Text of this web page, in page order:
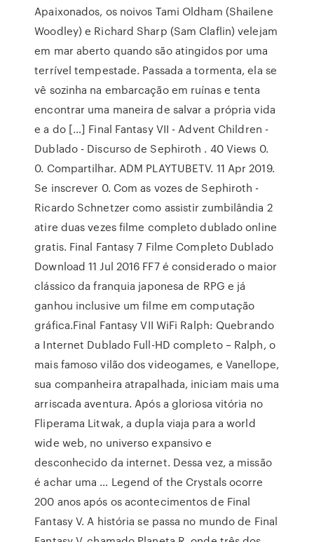
Apaixonados, os noivos Tami Oldham (Shailene
Woodley) e Richard Sharp (Sam Claflin) velejam
em mar aberto quando são atingidos por uma
terrível tempestade. Passada a tormenta, ela se
vê sozinha na embarcação em ruínas e tenta
encontrar uma maneira de salvar a própria vida
e a do […] Final Fantasy VII - Advent Children -
Dublado - Discurso de Sephiroth . 40 Views 0.
0. Compartilhar. ADM PLAYTUBETV. 11 Apr 2019.
Se inscrever 0. Com as vozes de Sephiroth -
Ricardo Schnetzer como assistir zumbilândia 2
atire duas vezes filme completo dublado online
gratis. Final Fantasy 7 Filme Completo Dublado
Download 11 Jul 2016 FF7 é considerado o maior
clássico da franquia japonesa de RPG e já
ganhou inclusive um filme em computação
gráfica.Final Fantasy VII WiFi Ralph: Quebrando
a Internet Dublado Full-HD completo – Ralph, o
mais famoso vilão dos videogames, e Vanellope,
sua companheira atrapalhada, iniciam mais uma
arriscada aventura. Após a gloriosa vitória no
Fliperama Litwak, a dupla viaja para a world
wide web, no universo expansivo e
desconhecido da internet. Dessa vez, a missão
é achar uma … Legend of the Crystals ocorre
200 anos após os acontecimentos de Final
Fantasy V. A história se passa no mundo de Final